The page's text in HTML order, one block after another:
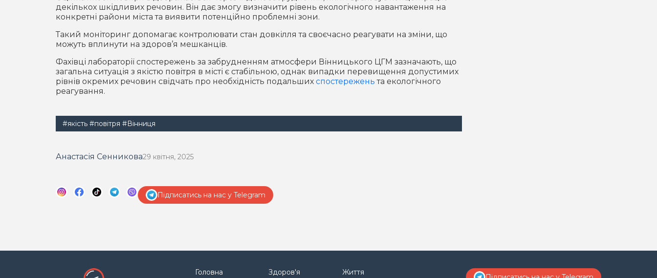
декількох шкідливих речовин. Він дає змогу визначити рівень екологічного навантаження на
конкретні райони міста та виявити потенційно проблемні зони.
Такий моніторинг допомагає контролювати стан довкілля та своєчасно реагувати на зміни, що
можуть вплинути на здоров’я мешканців.
Фахівці лабораторії спостережень за забрудненням атмосфери Вінницького ЦГМ зазначають, що
загальна ситуація з якістю повітря в місті є стабільною, однак випадки перевищення допустимих
рівнів окремих речовин свідчать про необхідність подальших спостереженьта екологічного
реагування.
#якість #повітря #Вінниця
Анастасія Сенникова29 квітня, 2025
Підписатись на нас у Telegram
Головна Здоров'я Життя